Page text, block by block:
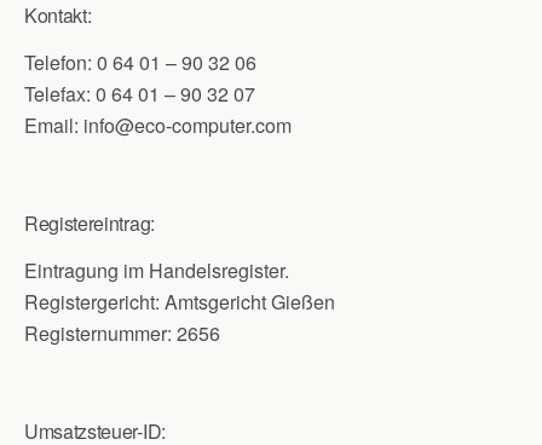
Kontakt:
Telefon: 0 64 01 – 90 32 06
Telefax: 0 64 01 – 90 32 07
Email: info@eco-computer.com
Registereintrag:
Eintragung im Handelsregister.
Registergericht: Amtsgericht Gießen
Registernummer: 2656
Umsatzsteuer-ID: